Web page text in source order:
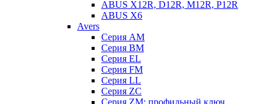
ABUS X12R, D12R, M12R, P12R
ABUS X6
Avers
Серия AM
Серия BM
Серия EL
Серия FM
Серия LL
Серия ZC
Серия ZM: профильный ключ